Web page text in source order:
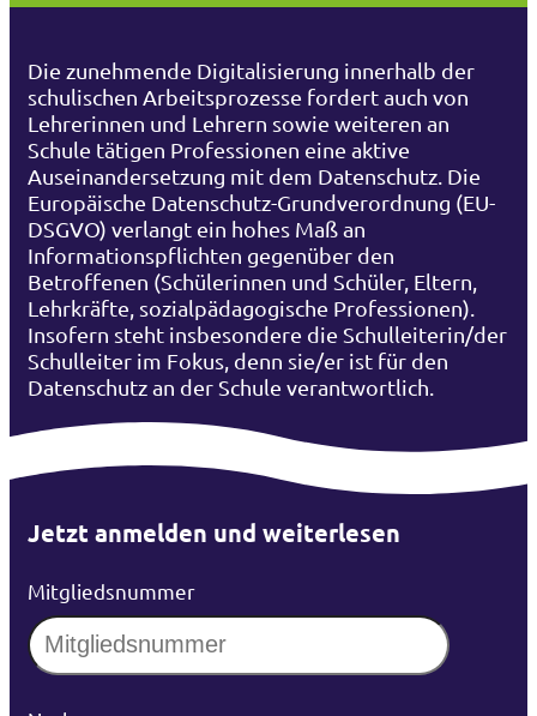
Die zunehmende Digitalisierung innerhalb der
schulischen Arbeitsprozesse fordert auch von
Lehrerinnen und Lehrern sowie weiteren an
Schule tätigen Professionen eine aktive
Auseinandersetzung mit dem Datenschutz. Die
Europäische Datenschutz-Grundverordnung (EU-
DSGVO) verlangt ein hohes Maß an
Informationspflichten gegenüber den
Betroffenen (Schülerinnen und Schüler, Eltern,
Lehrkräfte, sozialpädagogische Professionen).
Insofern steht insbesondere die Schulleiterin/der
Schulleiter im Fokus, denn sie/er ist für den
Datenschutz an der Schule verantwortlich.
Jetzt anmelden und weiterlesen
Mitgliedsnummer